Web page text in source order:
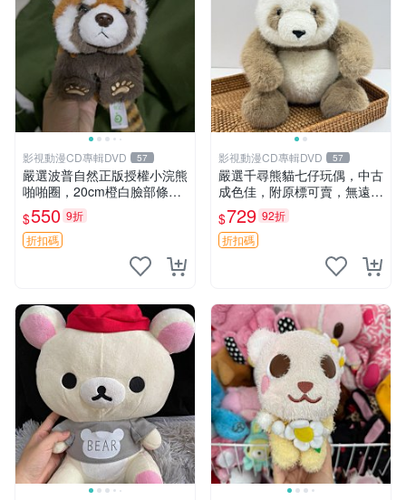
影視動漫CD專輯DVD 57
嚴選波普自然正版授權小浣熊
啪啪圈，20cm橙白臉部條紋
清晰，毛絨超萌贈品推薦。
小浣熊 波普 圈環
$550 9折
折扣碼
影視動漫CD專輯DVD 57
嚴選千尋熊貓七仔玩偶，中古
成色佳，附原標可賣，無遠方
一手送第二天即達 中古玩偶
熊貓七仔 千尋
$729 92折
折扣碼